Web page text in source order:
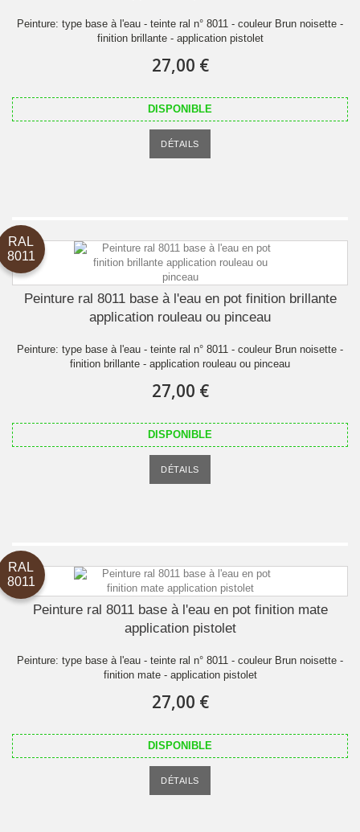
Peinture: type base à l'eau - teinte ral n° 8011 - couleur Brun noisette -
finition brillante - application pistolet
27,00 €
DISPONIBLE
DÉTAILS
RAL
8011
Peinture ral 8011 base à l'eau en pot finition brillante
application rouleau ou pinceau
Peinture: type base à l'eau - teinte ral n° 8011 - couleur Brun noisette -
finition brillante - application rouleau ou pinceau
27,00 €
DISPONIBLE
DÉTAILS
RAL
8011
Peinture ral 8011 base à l'eau en pot finition mate
application pistolet
Peinture: type base à l'eau - teinte ral n° 8011 - couleur Brun noisette -
finition mate - application pistolet
27,00 €
DISPONIBLE
DÉTAILS